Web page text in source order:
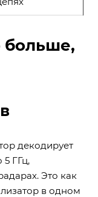
больше,
декодирует
ГГц,
Это как
в одном